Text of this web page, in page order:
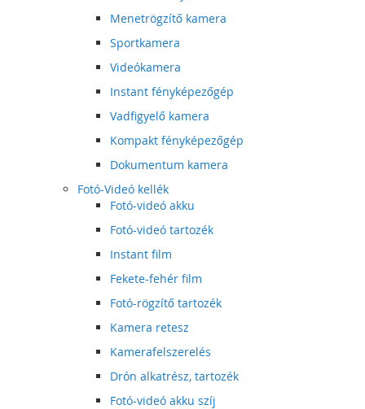
Menetrögzítő kamera
Sportkamera
Videókamera
Instant fényképezőgép
Vadfigyelő kamera
Kompakt fényképezőgép
Dokumentum kamera
Fotó-Videó kellék
Fotó-videó akku
Fotó-videó tartozék
Instant film
Fekete-fehér film
Fotó-rögzítő tartozék
Kamera retesz
Kamerafelszerelés
Drón alkatrész, tartozék
Fotó-videó akku szíj